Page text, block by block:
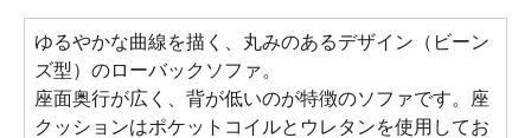
ゆるやかな曲線を描く、丸みのあるデザイン（ビーン
ズ型）のローバックソファ。
座面奥行が広く、背が低いのが特徴のソファです。座
クッションはポケットコイルとウレタンを使用してお